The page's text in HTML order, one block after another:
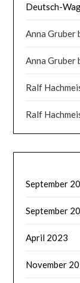
Deutsch-
Anna Gruber
Anna Gruber
Ralf
Ralf
September
September
April 2023
November